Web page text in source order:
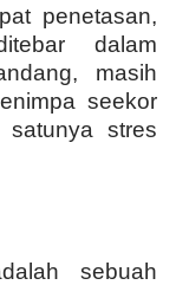
penetasan,
dalam
masih
seekor
stres
sebuah